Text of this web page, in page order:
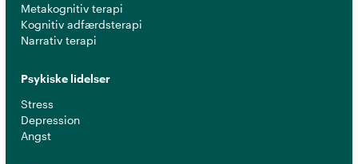
Metakognitiv terapi
Kognitiv adfærdsterapi
Narrativ terapi
Psykiske lidelser
Stress
Depression
Angst